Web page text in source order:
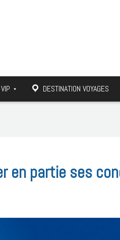
DESTINATION VOYAGES
en partie ses